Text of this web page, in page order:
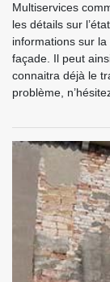
Multiservices
les détails sur
informations sur
façade. Il peut
connaitra déjà le
problème,